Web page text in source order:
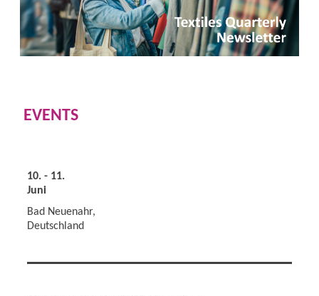
EVENTS
10. - 11.
Juni
Bad Neuenahr,
Deutschland